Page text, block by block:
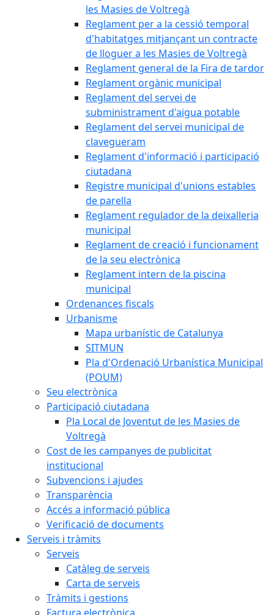
les Masies de Voltregà
Reglament per a la cessió temporal
d'habitatges mitjançant un contracte
de lloguer a les Masies de Voltregà
Reglament general de la Fira de tardor
Reglament orgànic municipal
Reglament del servei de
subministrament d'aigua potable
Reglament del servei municipal de
clavegueram
Reglament d'informació i participació
ciutadana
Registre municipal d'unions estables
de parella
Reglament regulador de la deixalleria
municipal
Reglament de creació i funcionament
de la seu electrònica
Reglament intern de la piscina
municipal
Ordenances fiscals
Urbanisme
Mapa urbanístic de Catalunya
SITMUN
Pla d'Ordenació Urbanística Municipal
(POUM)
Seu electrònica
Participació ciutadana
Pla Local de Joventut de les Masies de
Voltregà
Cost de les campanyes de publicitat
institucional
Subvencions i ajudes
Transparència
Accés a informació pública
Verificació de documents
Serveis i tràmits
Serveis
Catàleg de serveis
Carta de serveis
Tràmits i gestions